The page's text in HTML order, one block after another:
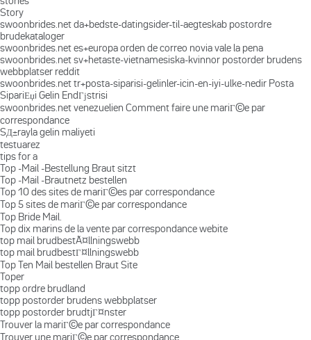
Story
swoonbrides.net da+bedste-datingsider-til-aegteskab postordre
brudekataloger
swoonbrides.net es+europa orden de correo novia vale la pena
swoonbrides.net sv+hetaste-vietnamesiska-kvinnor postorder brudens
webbplatser reddit
swoonbrides.net tr+posta-siparisi-gelinler-icin-en-iyi-ulke-nedir Posta
SipariЕџi Gelin EndГјstrisi
swoonbrides.net venezuelien Comment faire une mariГ©e par
correspondance
SД±rayla gelin maliyeti
testuarez
tips for a
Top -Mail -Bestellung Braut sitzt
Top -Mail -Brautnetz bestellen
Top 10 des sites de mariГ©es par correspondance
Top 5 sites de mariГ©e par correspondance
Top Bride Mail.
Top dix marins de la vente par correspondance webite
top mail brudbestÃ¤llningswebb
top mail brudbestГ¤llningswebb
Top Ten Mail bestellen Braut Site
Toper
topp ordre brudland
topp postorder brudens webbplatser
topp postorder brudtjГ¤nster
Trouver la mariГ©e par correspondance
Trouver une mariГ©e par correspondance